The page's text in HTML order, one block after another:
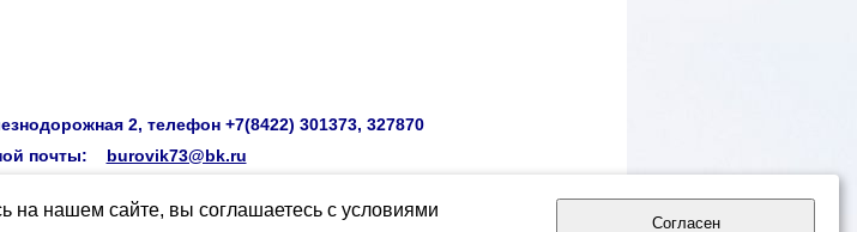
2, телефон +7(8422) 301373, 327870
почты: burovik73@bk.ru
нашем сайте, вы соглашаетесь с условиями
Согласен